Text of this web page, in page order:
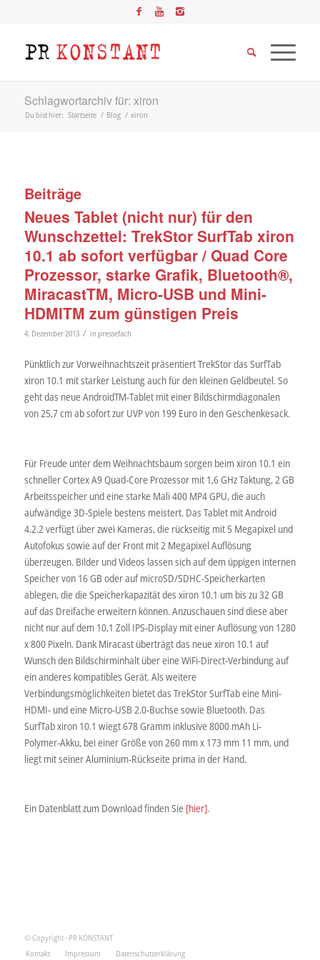
Schlagwortarchiv für: xiron
Du bist hier: Startseite / Blog / xiron
Beiträge
Neues Tablet (nicht nur) für den
Wunschzettel: TrekStor SurfTab xiron
10.1 ab sofort verfügbar / Quad Core
Prozessor, starke Grafik, Bluetooth®,
MiracastTM, Micro-USB und Mini-
HDMITM zum günstigen Preis
4. Dezember 2013 / in pressefach
Pünktlich zur Vorweihnachtszeit präsentiert TrekStor das SurfTab
xiron 10.1 mit starker Leistung auch für den kleinen Geldbeutel. So
geht das neue AndroidTM-Tablet mit einer Bildschirmdiagonalen
von 25,7 cm ab sofort zur UVP von 199 Euro in den Geschenkesack.
Für Freude unter dem Weihnachtsbaum sorgen beim xiron 10.1 ein
schneller Cortex A9 Quad-Core Prozessor mit 1,6 GHz Taktung, 2 GB
Arbeitsspeicher und eine starke Mali 400 MP4 GPU, die auch
aufwändige 3D-Spiele bestens meistert. Das Tablet mit Android
4.2.2 verfügt über zwei Kameras, die rückseitig mit 5 Megapixel und
Autofokus sowie auf der Front mit 2 Megapixel Auflösung
überzeugen. Bilder und Videos lassen sich auf dem üppigen internen
Speicher von 16 GB oder auf microSD/SDHC-Speicherkarten
ablegen, die die Speicherkapazität des xiron 10.1 um bis zu 32 GB
auf das Dreifache erweitern können. Anzuschauen sind diese aber
nicht nur auf dem 10,1 Zoll IPS-Display mit einer Auflösung von 1280
x 800 Pixeln. Dank Miracast überträgt das neue xiron 10.1 auf
Wunsch den Bildschirminhalt über eine WiFi-Direct-Verbindung auf
ein anderes kompatibles Gerät. Als weitere
Verbindungsmöglichkeiten bietet das TrekStor SurfTab eine Mini-
HDMI- und eine Micro-USB 2.0-Buchse sowie Bluetooth. Das
SurfTab xiron 10.1 wiegt 678 Gramm inklusive 8000 mAh Li-
Polymer-Akku, bei einer Größe von 260 mm x 173 mm 11 mm, und
liegt mit seiner Aluminium-Rückseite prima in der Hand.
Ein Datenblatt zum Download finden Sie [hier].
© Copyright - PR KONSTANT
Kontakt
Impressum Datenschutzerklärung